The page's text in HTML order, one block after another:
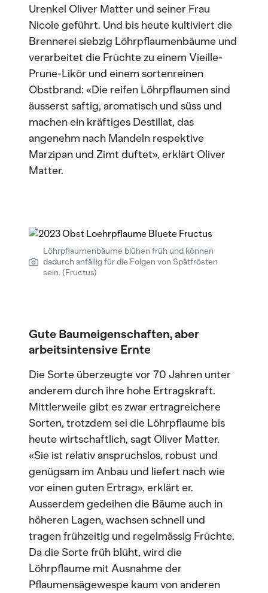
Urenkel Oliver Matter und seiner Frau
Nicole geführt. Und bis heute kultiviert die
Brennerei siebzig Löhrpflaumenbäume und
verarbeitet die Früchte zu einem Vieille-
Prune-Likör und einem sortenreinen
Obstbrand: «Die reifen Löhrpflaumen sind
äusserst saftig, aromatisch und süss und
machen ein kräftiges Destillat, das
angenehm nach Mandeln respektive
Marzipan und Zimt duftet», erklärt Oliver
Matter.
Löhrpflaumenbäume blühen früh und können
dadurch anfällig für die Folgen von Spätfrösten
sein. (Fructus)
Gute Baumeigenschaften, aber
arbeitsintensive Ernte
Die Sorte überzeugte vor 70 Jahren unter
anderem durch ihre hohe Ertragskraft.
Mittlerweile gibt es zwar ertragreichere
Sorten, trotzdem sei die Löhrpflaume bis
heute wirtschaftlich, sagt Oliver Matter.
«Sie ist relativ anspruchslos, robust und
genügsam im Anbau und liefert nach wie
vor einen guten Ertrag», erklärt er.
Ausserdem gedeihen die Bäume auch in
höheren Lagen, wachsen schnell und
tragen frühzeitig und regelmässig Früchte.
Da die Sorte früh blüht, wird die
Löhrpflaume mit Ausnahme der
Pflaumensägewespe kaum von anderen